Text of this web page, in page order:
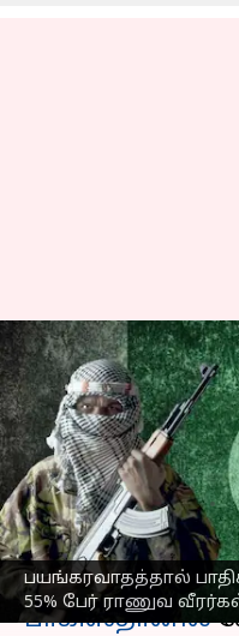
பயங்கரவாதத்தால்
55% பேர் ராணுவ
மிஞ்சிய
எழுதியவர் Sindhuja SM
செய்தி முன்னோட்டம்
பாகிஸ்தானில்